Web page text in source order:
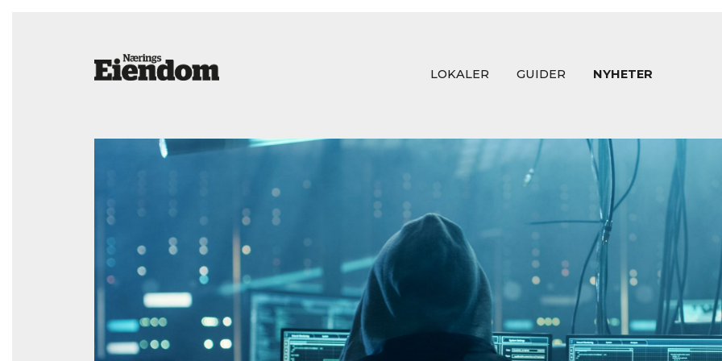
LOKALER GUIDER NYHETER